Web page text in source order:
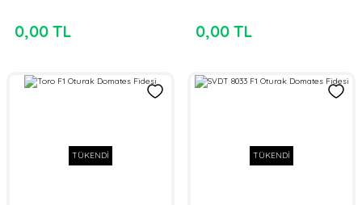
0,00 TL 0,00 TL
TÜKENDİ TÜKENDİ